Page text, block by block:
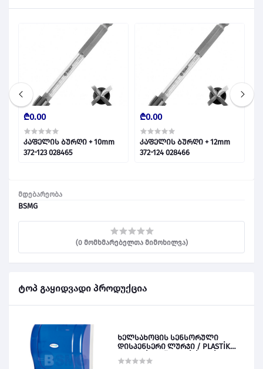
მდებარეობა
BSMG
(0 მომხმარებელთა მიმოხილვა)
ტოპ გაყიდვადი პროდუქცია
ხელსახოცის სენსორული
დისპენსერი ლურჯი / PLASTİK
₾0.00
კაფელის ბურღი + 10mm
372-123 028465
₾0.00
კაფელის ბურღი + 12mm
372-124 028466